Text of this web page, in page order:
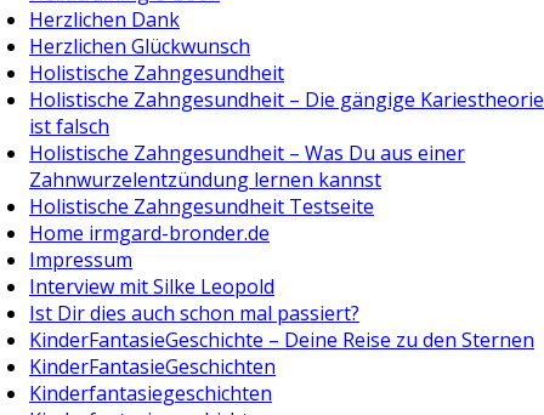
Herzlichen Dank
Herzlichen Glückwunsch
Holistische Zahngesundheit
Holistische Zahngesundheit – Die gängige Kariestheorie
ist falsch
Holistische Zahngesundheit – Was Du aus einer
Zahnwurzelentzündung lernen kannst
Holistische Zahngesundheit Testseite
Home irmgard-bronder.de
Impressum
Interview mit Silke Leopold
Ist Dir dies auch schon mal passiert?
KinderFantasieGeschichte – Deine Reise zu den Sternen
KinderFantasieGeschichten
Kinderfantasiegeschichten